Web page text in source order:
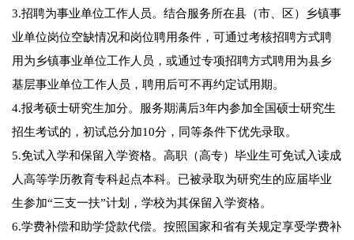
3.招聘为事业单位工作人员。结合服务所在县（市、区）乡镇事
业单位岗位空缺情况和岗位聘用条件，可通过考核招聘方式聘
用为乡镇事业单位工作人员，或通过专项招聘方式聘用为县乡
基层事业单位工作人员，聘用后可不再约定试用期。
4.报考硕士研究生加分。服务期满后3年内参加全国硕士研究生
招生考试的，初试总分加10分，同等条件下优先录取。
5.免试入学和保留入学资格。高职（高专）毕业生可免试入读成
人高等学历教育专科起点本科。已被录取为研究生的应届毕业
生参加“三支一扶”计划，学校为其保留入学资格。
6.学费补偿和助学贷款代偿。按照国家和省有关规定享受学费补